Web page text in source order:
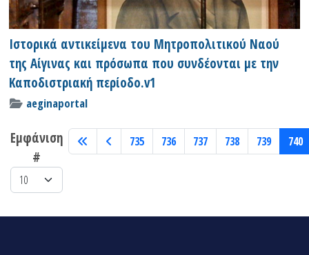
Ιστορικά αντικείμενα του Μητροπολιτικού Ναού
της Αίγινας και πρόσωπα που συνδέονται με την
Καποδιστριακή περίοδο.v1
aeginaportal
Εμφάνιση
#
735 736 737 738 739 740